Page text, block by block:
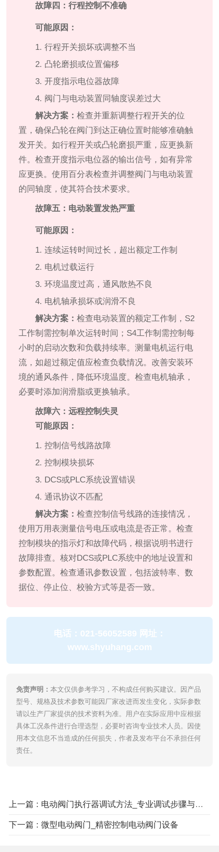
故障四：行程控制不准确
可能原因：
1. 行程开关损坏或调整不当
2. 凸轮磨损或位置偏移
3. 开度指示电位器故障
4. 阀门与电动装置同轴度误差过大
解决方案：检查并重新调整行程开关的位
置，确保凸轮在阀门到达正确位置时能够准确触
发开关。如行程开关或凸轮磨损严重，应更换新
件。检查开度指示电位器的输出信号，如有异常
应更换。使用百分表检查并调整阀门与电动装置
的同轴度，使其符合技术要求。
故障五：电动装置发热严重
可能原因：
1. 连续运转时间过长，超出额定工作制
2. 电机过载运行
3. 环境温度过高，通风散热不良
4. 电机轴承损坏或润滑不良
解决方案：检查电动装置的额定工作制，S2
工作制需控制单次运转时间；S4工作制需控制每
小时的启动次数和负载持续率。测量电机运行电
流，如超过额定值应检查负载情况。改善安装环
境的通风条件，降低环境温度。检查电机轴承，
必要时添加润滑脂或更换轴承。
故障六：远程控制失灵
可能原因：
1. 控制信号线路故障
2. 控制模块损坏
3. DCS或PLC系统设置错误
4. 通讯协议不匹配
解决方案：检查控制信号线路的连接情况，
使用万用表测量信号电压或电流是否正常。检查
控制模块的指示灯和故障代码，根据说明书进行
故障排查。核对DCS或PLC系统中的地址设置和
参数配置。检查通讯参数设置，包括波特率、数
据位、停止位、校验方式等是否一致。
电话：021-56052589 网址：
www.shyuhang.com
免责声明：本文仅供参考学习，不构成任何购买建议。因产品
型号、规格及技术参数可能因厂家改进而发生变化，实际参数
请以生产厂家提供的技术资料为准。用户在实际应用中应根据
具体工况条件进行合理选型，必要时咨询专业技术人员。因使
用本文信息不当造成的任何损失，作者及发布平台不承担任何
责任。
上一篇 : 电动阀门执行器调试方法_专业调试步骤与技巧详解
下一篇 : 微型电动阀门_精密控制电动阀门设备